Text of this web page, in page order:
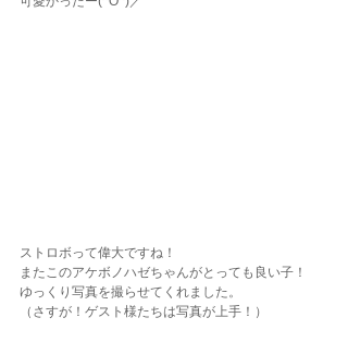
ストロボって偉大ですね！
またこのアケボノハゼちゃんがとっても良い子！
ゆっくり写真を撮らせてくれました。
（さすが！ゲスト様たちは写真が上手！）